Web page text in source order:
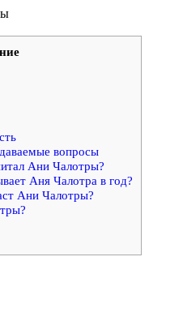
вопросы
Ани Чалотры?
Аня Чалотра в год?
Ани Чалотры?